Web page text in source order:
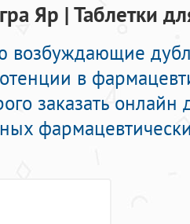
Яр | Таблетки
возбуждающие
в
заказать онлайн